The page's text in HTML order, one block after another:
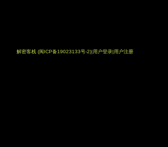
解密客栈 (闽ICP备19023133号-2)|用户登录|用户注册